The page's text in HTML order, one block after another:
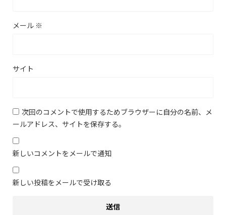
メール ※
サイト
次回のコメントで使用するためブラウザーに自分の名前、メ
ールアドレス、サイトを保存する。
新しいコメントをメールで通知
新しい投稿をメールで受け取る